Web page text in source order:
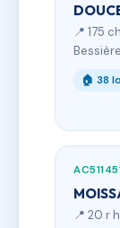
📍 175
🏠 38
📍 20 r